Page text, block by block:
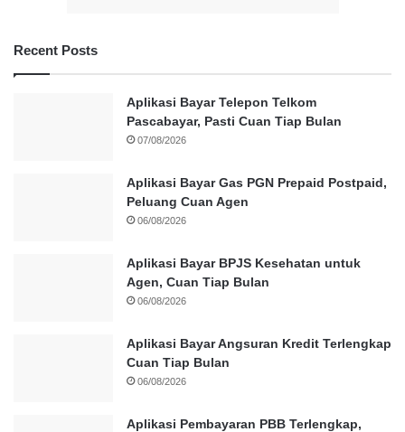
Recent Posts
Aplikasi Bayar Telepon Telkom
Pascabayar, Pasti Cuan Tiap Bulan
07/08/2026
Aplikasi Bayar Gas PGN Prepaid Postpaid,
Peluang Cuan Agen
06/08/2026
Aplikasi Bayar BPJS Kesehatan untuk
Agen, Cuan Tiap Bulan
06/08/2026
Aplikasi Bayar Angsuran Kredit Terlengkap
Cuan Tiap Bulan
06/08/2026
Aplikasi Pembayaran PBB Terlengkap,